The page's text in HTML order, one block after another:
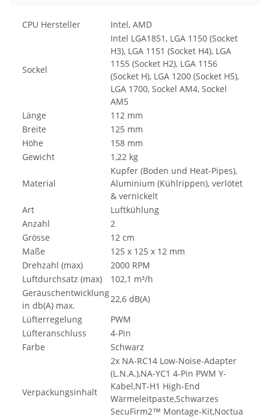
CPU Hersteller Intel, AMD
Sockel
Intel LGA1851, LGA 1150 (Socket
H3), LGA 1151 (Socket H4), LGA
1155 (Socket H2), LGA 1156
(Socket H), LGA 1200 (Socket H5),
LGA 1700, Sockel AM4, Sockel
AM5
Länge
112 mm
Breite
125 mm
Höhe
158 mm
Gewicht
1,22 kg
Material
Kupfer (Boden und Heat-Pipes),
Aluminium (Kühlrippen), verlötet
& vernickelt
Art
Luftkühlung
Anzahl
2
Grösse
12 cm
Maße
125 x 125 x 12 mm
Drehzahl (max)
2000 RPM
Luftdurchsatz (max)
102,1 m³/h
Geräuschentwicklung
in db(A) max.
22,6 dB(A)
Lüfterregelung
PWM
Lüfteranschluss
4-Pin
Farbe
Schwarz
Verpackungsinhalt
2x NA-RC14 Low-Noise-Adapter
(L.N.A.),NA-YC1 4-Pin PWM Y-
Kabel,NT-H1 High-End
Wärmeleitpaste,Schwarzes
SecuFirm2™ Montage-Kit,Noctua